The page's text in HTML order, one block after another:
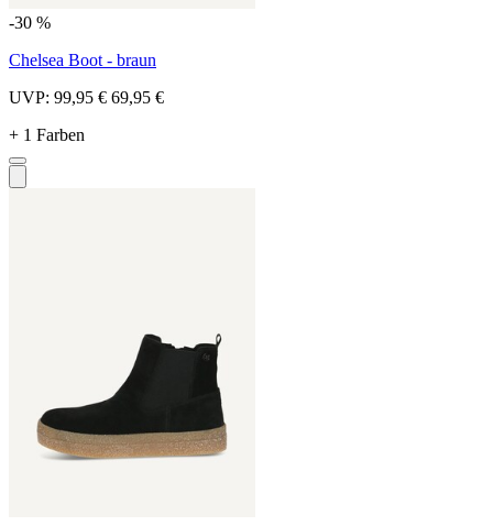
-30 %
Chelsea Boot - braun
UVP: 99,95 € 69,95 €
+ 1 Farben